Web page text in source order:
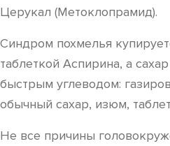
Церукал (Метоклопрамид).
Синдром похмелья
таблеткой Аспирина, а
быстрым углеводом:
обычный сахар, изюм,
Не все причины